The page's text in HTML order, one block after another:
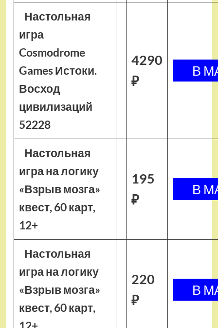
Настольная
игра
Cosmodrome
Games Истоки.
Восход
цивилизаций
52228
4290
₽
Настольная
игра на логику
«Взрыв мозга»
квест, 60 карт,
12+
195
₽
Настольная
игра на логику
«Взрыв мозга»
квест, 60 карт,
220
₽